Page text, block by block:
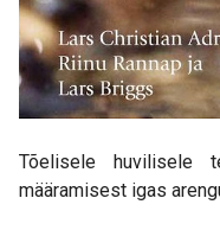
Tõelisele huvilisele
määramisest igas